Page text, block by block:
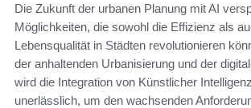
Die Zukunft der urbanen Planung mit AI
Möglichkeiten, die sowohl die Effizienz als
Lebensqualität in Städten revolutionieren
der anhaltenden Urbanisierung und der
wird die Integration von Künstlicher
unerlässlich, um den wachsenden